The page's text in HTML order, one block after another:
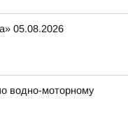
05.08.2026
водно-моторному